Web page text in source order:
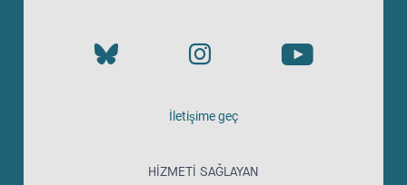
İletişime geç
HIZMETI SAĞLAYAN